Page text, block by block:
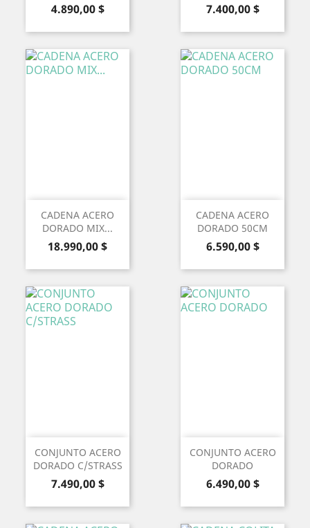
Precio
4.890,00 $ Precio
7.400,00 $
CADENA ACERO
DORADO MIX...
Precio
18.990,00 $
CADENA ACERO
DORADO 50CM
Precio
6.590,00 $
CONJUNTO ACERO
DORADO C/STRASS
Precio
7.490,00 $
CONJUNTO ACERO
DORADO
Precio
6.490,00 $